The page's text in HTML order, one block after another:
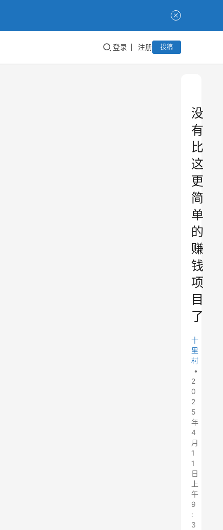
登录 注册 投稿
没
有
比
这
更
简
单
的
赚
钱
项
目
了
十
里
村
•
2
0
2
5
年
4
月
1
1
日
上
午
9
:
3